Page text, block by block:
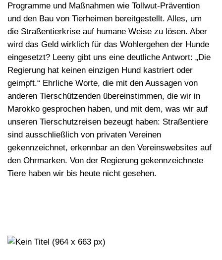
Programme und Maßnahmen wie Tollwut-Prävention
und den Bau von Tierheimen bereitgestellt. Alles, um
die Straßentierkrise auf humane Weise zu lösen. Aber
wird das Geld wirklich für das Wohlergehen der Hunde
eingesetzt? Leeny gibt uns eine deutliche Antwort: „Die
Regierung hat keinen einzigen Hund kastriert oder
geimpft.“ Ehrliche Worte, die mit den Aussagen von
anderen Tierschützenden übereinstimmen, die wir in
Marokko gesprochen haben, und mit dem, was wir auf
unseren Tierschutzreisen bezeugt haben: Straßentiere
sind ausschließlich von privaten Vereinen
gekennzeichnet, erkennbar an den Vereinswebsites auf
den Ohrmarken. Von der Regierung gekennzeichnete
Tiere haben wir bis heute nicht gesehen.